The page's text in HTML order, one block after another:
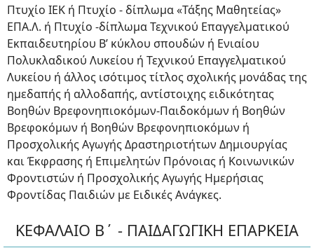
Πτυχίο ΙΕΚ ή Πτυχίο - δίπλωμα «Τάξης Μαθητείας»
ΕΠΑ.Λ. ή Πτυχίο -δίπλωμα Τεχνικού Επαγγελματικού
Εκπαιδευτηρίου Β’ κύκλου σπουδών ή Ενιαίου
Πολυκλαδικού Λυκείου ή Τεχνικού Επαγγελματικού
Λυκείου ή άλλος ισότιμος τίτλος σχολικής μονάδας της
ημεδαπής ή αλλοδαπής, αντίστοιχης ειδικότητας
Βοηθών Βρεφονηπιοκόμων-Παιδοκόμων ή Βοηθών
Βρεφοκόμων ή Βοηθών Βρεφονηπιοκόμων ή
Προσχολικής Αγωγής Δραστηριοτήτων Δημιουργίας
και Έκφρασης ή Επιμελητών Πρόνοιας ή Κοινωνικών
Φροντιστών ή Προσχολικής Αγωγής Ημερήσιας
Φροντίδας Παιδιών με Ειδικές Ανάγκες.
ΚΕΦΑΛΑΙΟ Β΄ - ΠΑΙΔΑΓΩΓΙΚΗ ΕΠΑΡΚΕΙΑ